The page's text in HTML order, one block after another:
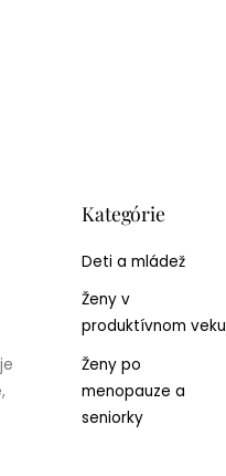
Kategórie
Deti a mládež
Ženy v
produktívnom veku
Ženy po
menopauze a
seniorky